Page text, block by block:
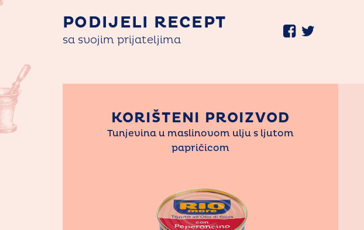
PODIJELI RECEPT
sa svojim prijateljima
KORIŠTENI PROIZVOD
Tunjevina u maslinovom ulju s ljutom
papričicom